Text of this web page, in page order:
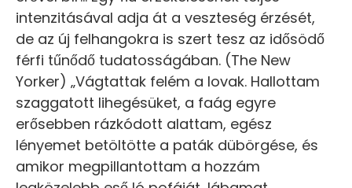
intenzitásával adja át a veszteség érzését,
de az új felhangokra is szert tesz az idősödő
férfi tűnődő tudatosságában. (The New
Yorker) „Vágtattak felém a lovak. Hallottam
szaggatott lihegésüket, a faág egyre
erősebben rázkódott alattam, egész
lényemet betöltötte a paták dübörgése, és
amikor megpillantottam a hozzám